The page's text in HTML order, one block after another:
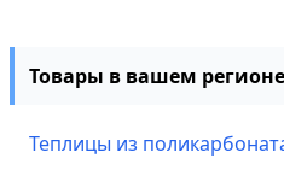
Товары в вашем
Теплицы из